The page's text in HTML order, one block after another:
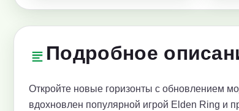
Подробное
Откройте новые горизонты с обновлением
вдохновлен популярной игрой Elden Ring и